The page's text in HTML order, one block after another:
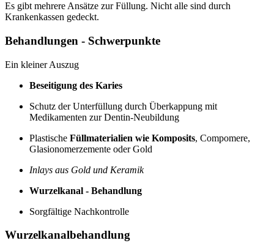
Es gibt mehrere Ansätze zur Füllung. Nicht alle sind durch
Krankenkassen gedeckt.
Behandlungen - Schwerpunkte
Ein kleiner Auszug
Beseitigung des Karies
Schutz der Unterfüllung durch Überkappung mit
Medikamenten zur Dentin-Neubildung
Plastische Füllmaterialien wie Komposits, Compomere,
Glasionomerzemente oder Gold
Inlays aus Gold und Keramik
Wurzelkanal - Behandlung
Sorgfältige Nachkontrolle
Wurzelkanalbehandlung